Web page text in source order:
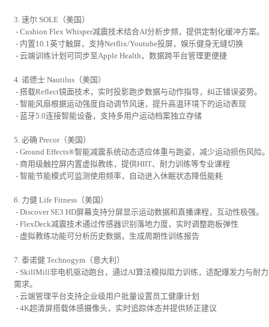
3. 速尔 SOLE（美国）
- Cushion Flex Whisper减震技术结合AI分析步频，提供定制化缓冲方案。
- 内置10.1英寸触屏，支持Netflix/Youtube投屏，娱乐健身无缝切换
- 云端训练计划可同步至Apple Health，数据跨平台管理更便捷
4. 诺德士 Nautilus（美国）
- 搭载Reflect镜面技术，实时投影跑步数据与动作指导，纠正错误姿势。
- 智能风扇根据运动强度自动调节风速，提升高温环境下的运动表现
- 蓝牙5.0连接智能设备，支持多用户运动档案独立存储
5. 必确 Precor（美国）
- Ground Effects®智能减震系统动态适应体重与跑姿，减少运动损伤风险
- 商用级触控屏内置虚拟教练，提供HIIT、耐力训练等专业课程
- 智能节能模式可监测使用频率，自动进入休眠状态降低能耗
6. 力健 Life Fitness（美国）
- Discover SE3 HD屏幕支持分屏显示运动数据和直播课程，互动性极强。
- FlexDeck减震技术通过传感器识别落地力度，实时调整跑板弹性
- 虚拟教练功能可分析历史数据，生成周期性训练报告
7. 泰诺健 Technogym（意大利）
- SkillMill非电机驱动跑台，通过AI算法模拟阻力训练，适配爆发力与耐
需求。
- 云端管理平台支持企业级用户批量设置员工健康计划
- 4K超清屏搭载体感摄像头，实时追踪体态并提供矫正建议